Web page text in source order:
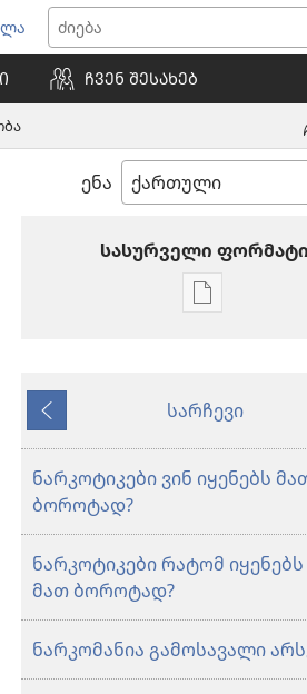
ᲩᲕᲔᲜ ᲨᲔᲡᲐᲮᲔᲑ
ენა
სასურველი ფორმატი
ივლისი 8,
წინა
სარჩევი
ნარკოტიკები ვინ იყენებს
ბოროტად?
ნარკოტიკები რატომ
მათ ბოროტად?
ნარკომანია გამოსავალი